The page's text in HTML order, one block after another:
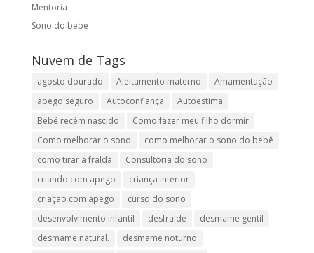
Mentoria
Sono do bebe
Nuvem de Tags
agosto dourado Aleitamento materno
Amamentação
apego seguro
Autoconfiança
Autoestima
Bebê recém nascido
Como fazer meu filho dormir
Como melhorar o sono
como melhorar o sono do bebê
como tirar a fralda
Consultoria do sono
criando com apego
criança interior
criação com apego
curso do sono
desenvolvimento infantil
desfralde
desmame gentil
desmame natural.
desmame noturno